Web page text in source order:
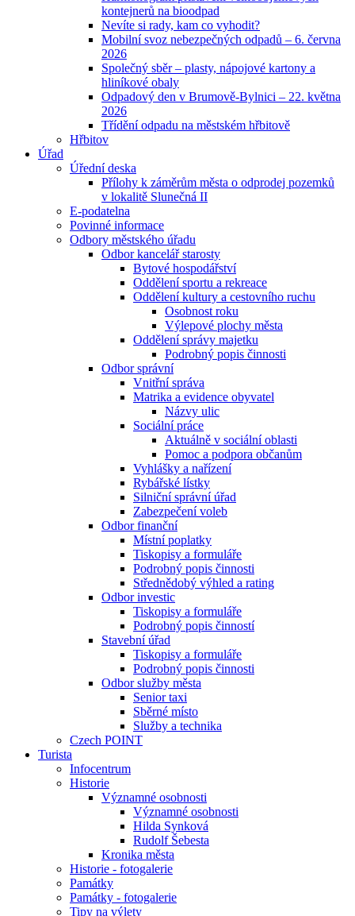
kontejnerů na bioodpad
Nevíte si rady, kam co vyhodit?
Mobilní svoz nebezpečných odpadů – 6. června
2026
Společný sběr – plasty, nápojové kartony a
hliníkové obaly
Odpadový den v Brumově-Bylnici – 22. května
2026
Třídění odpadu na městském hřbitově
Hřbitov
Úřad
Úřední deska
Přílohy k záměrům města o odprodej pozemků
v lokalitě Slunečná II
E-podatelna
Povinné informace
Odbory městského úřadu
Odbor kancelář starosty
Bytové hospodářství
Oddělení sportu a rekreace
Oddělení kultury a cestovního ruchu
Osobnost roku
Výlepové plochy města
Oddělení správy majetku
Podrobný popis činnosti
Odbor správní
Vnitřní správa
Matrika a evidence obyvatel
Názvy ulic
Sociální práce
Aktuálně v sociální oblasti
Pomoc a podpora občanům
Vyhlášky a nařízení
Rybářské lístky
Silniční správní úřad
Zabezpečení voleb
Odbor finanční
Místní poplatky
Tiskopisy a formuláře
Podrobný popis činnosti
Střednědobý výhled a rating
Odbor investic
Tiskopisy a formuláře
Podrobný popis činností
Stavební úřad
Tiskopisy a formuláře
Podrobný popis činnosti
Odbor služby města
Senior taxi
Sběrné místo
Služby a technika
Czech POINT
Turista
Infocentrum
Historie
Významné osobnosti
Významné osobnosti
Hilda Synková
Rudolf Šebesta
Kronika města
Historie - fotogalerie
Památky
Památky - fotogalerie
Tipy na výlety